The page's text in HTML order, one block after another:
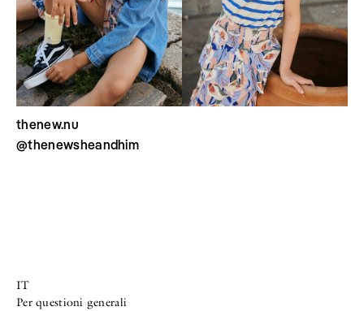
thenew.nu
@thenewsheandhim
IT
Per questioni generali